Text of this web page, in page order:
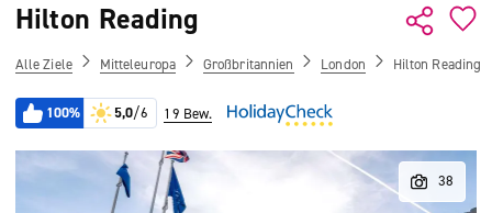
Hilton Reading
Alle Ziele Mitteleuropa Großbritannien London Hilton Reading
100% 5,0/6 19 Bew.